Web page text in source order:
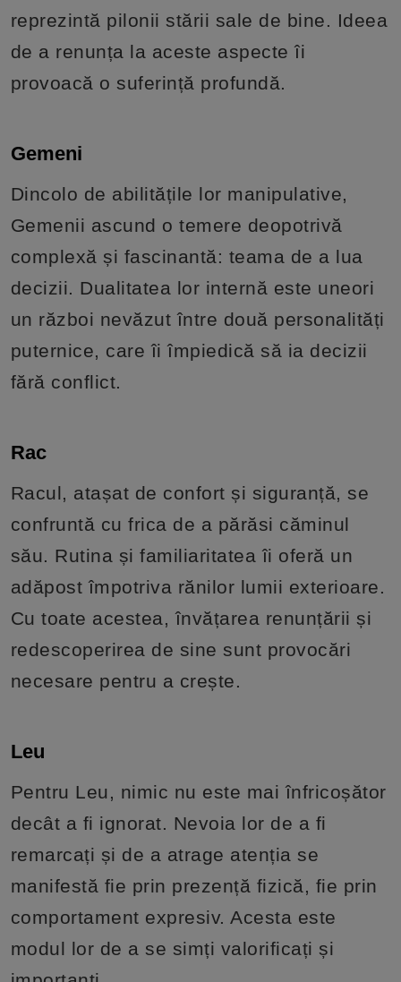
reprezintă pilonii stării sale de bine. Ideea
de a renunța la aceste aspecte îi
provoacă o suferință profundă.
Gemeni
Dincolo de abilitățile lor manipulative,
Gemenii ascund o temere deopotrivă
complexă și fascinantă: teama de a lua
decizii. Dualitatea lor internă este uneori
un război nevăzut între două personalități
puternice, care îi împiedică să ia decizii
fără conflict.
Rac
Racul, atașat de confort și siguranță, se
confruntă cu frica de a părăsi căminul
său. Rutina și familiaritatea îi oferă un
adăpost împotriva rănilor lumii exterioare.
Cu toate acestea, învățarea renunțării și
redescoperirea de sine sunt provocări
necesare pentru a crește.
Leu
Pentru Leu, nimic nu este mai înfricoșător
decât a fi ignorat. Nevoia lor de a fi
remarcați și de a atrage atenția se
manifestă fie prin prezență fizică, fie prin
comportament expresiv. Acesta este
modul lor de a se simți valorificați și